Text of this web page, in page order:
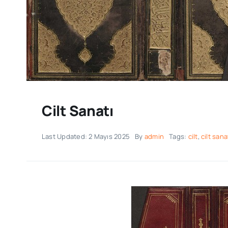
Cilt Sanatı
Last Updated: 2 Mayıs 2025 By admin Tags: cilt,cilt